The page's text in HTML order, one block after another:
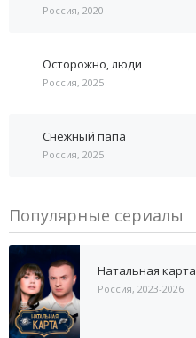
Россия, 2020
Осторожно, люди
Россия, 2025
Снежный папа
Россия, 2025
Популярные сериалы
Натальная карта
Россия, 2023-2026